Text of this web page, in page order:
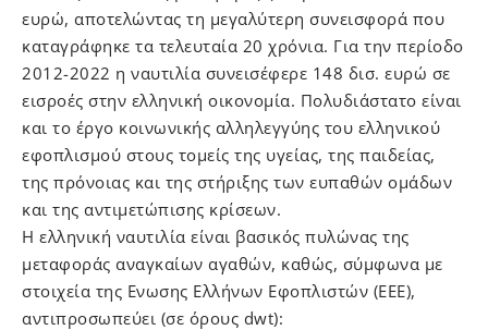
ευρώ, αποτελώντας τη μεγαλύτερη συνεισφορά που
καταγράφηκε τα τελευταία 20 χρόνια. Για την περίοδο
2012-2022 η ναυτιλία συνεισέφερε 148 δισ. ευρώ σε
εισροές στην ελληνική οικονομία. Πολυδιάστατο είναι
και το έργο κοινωνικής αλληλεγγύης του ελληνικού
εφοπλισμού στους τομείς της υγείας, της παιδείας,
της πρόνοιας και της στήριξης των ευπαθών ομάδων
και της αντιμετώπισης κρίσεων.
Η ελληνική ναυτιλία είναι βασικός πυλώνας της
μεταφοράς αναγκαίων αγαθών, καθώς, σύμφωνα με
στοιχεία της Ενωσης Ελλήνων Εφοπλιστών (ΕΕΕ),
αντιπροσωπεύει (σε όρους dwt):